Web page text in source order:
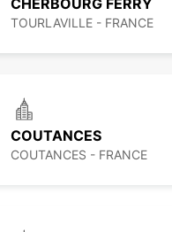
CHERBOURG FERRY
TOURLAVILLE - FRANCE
COUTANCES
COUTANCES - FRANCE